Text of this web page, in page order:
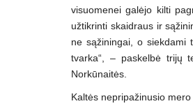
visuomenei galėjo kilti
užtikrinti skaidraus ir
ne sąžiningai, o siekdami
tvarka“, – paskelbė trijų
Norkūnaitės.
Kaltės nepripažinusio